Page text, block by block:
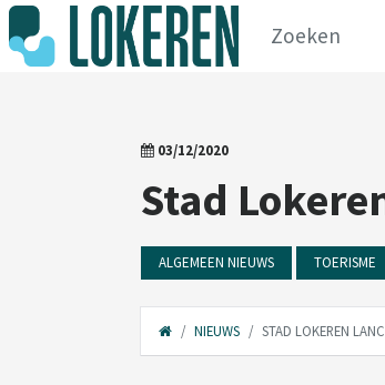
03/12/2020
Stad
ALGEMEEN NIEUWS TOERISME
NIEUWS STAD LOKEREN